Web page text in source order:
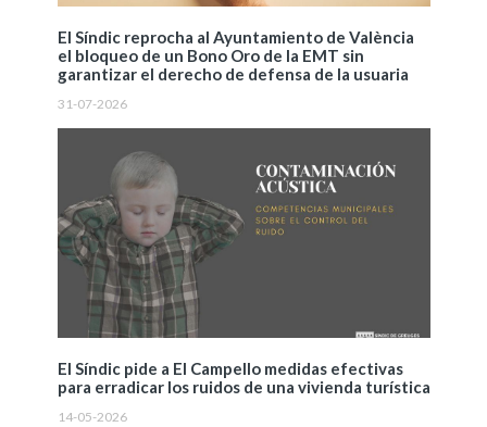
El Síndic reprocha al Ayuntamiento de València
el bloqueo de un Bono Oro de la EMT sin
garantizar el derecho de defensa de la usuaria
31-07-2026
El Síndic pide a El Campello medidas efectivas
para erradicar los ruidos de una vivienda turística
14-05-2026